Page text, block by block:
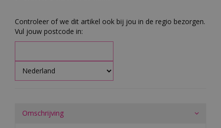
Controleer of we dit artikel ook bij jou in de regio bezorgen.
Vul jouw postcode in:
Omschrijving